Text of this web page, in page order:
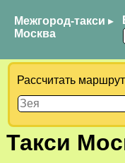
Межгород-такси ▸
Москва
Рассчитать
Такси